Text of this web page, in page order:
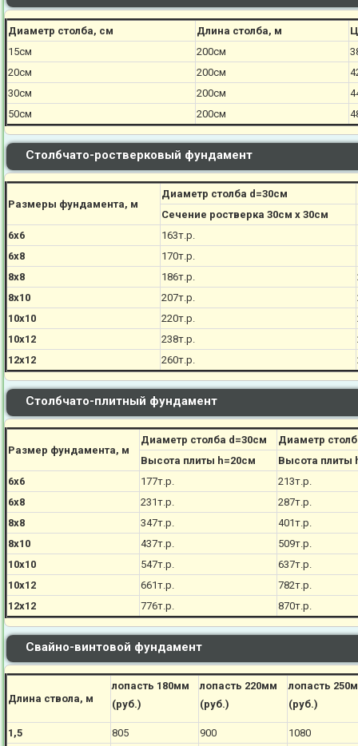
Диаметр столба, см Длина столба, м
15см
200см
20см
200см
30см
200см
50см
200см
Столбчато-ростверковый фундамент
Размеры фундамента, м
Диаметр столба d=30см
Сечение ростверка 30см х 30см
6х6
163т.р.
6х8
170т.р.
8х8
186т.р.
8х10
207т.р.
10х10
220т.р.
10х12
238т.р.
12х12
260т.р.
Столбчато-плитный фундамент
Размер фундамента, м
Диаметр столба d=30см
Диаметр
Высота плиты h=20см
Высота плиты
6х6
177т.р. 213т.р.
6х8
231т.р. 287т.р.
8х8
347т.р. 401т.р.
8х10
437т.р. 509т.р.
10х10
547т.р. 637т.р.
10х12
661т.р. 782т.р.
12х12
776т.р. 870т.р.
Свайно-винтовой фундамент
Длина ствола, м
лопасть 180мм
(руб.)
лопасть 220мм
(руб.)
лопасть
(руб.)
1,5 805 900
1080